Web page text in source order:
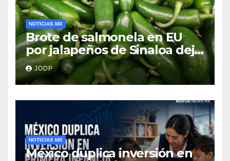
NOTICIAS MX
Brote de salmonela en EU
por jalapeños de Sinaloa deja
345 enfermos y 36
hospitalizados
JODP
NOTICIAS MX
México duplica inversión en